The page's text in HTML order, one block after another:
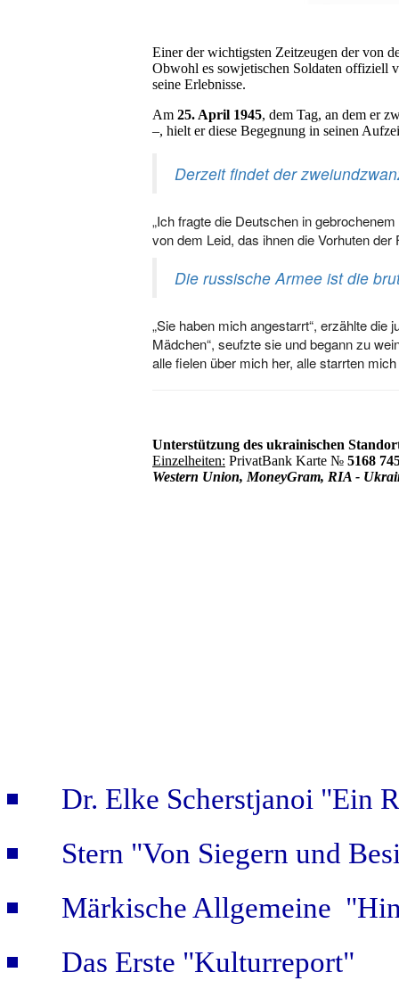
Einer der wichtigsten Zeitzeugen der von
Obwohl es sowjetischen Soldaten offiziell
seine Erlebnisse.
Am 25. April 1945, dem Tag, an dem er
–, hielt er diese Begegnung in seinen
Derzeit findet der
„Ich fragte die Deutschen in
von dem Leid, das ihnen die Vorhuten
Die russische Armee ist die
„Sie haben mich angestarrt“, erzählte
Mädchen“, seufzte sie und begann zu
alle fielen über mich her, alle starrten
Unterstützung des ukrainischen
Einzelheiten: PrivatBank Karte № 5168
Western Union, MoneyGram, RIA -
Dr. Elke Scherstjanoi "Ein
Stern "Von Siegern und
Märkische Allgemeine
Das Erste "Kulturreport"